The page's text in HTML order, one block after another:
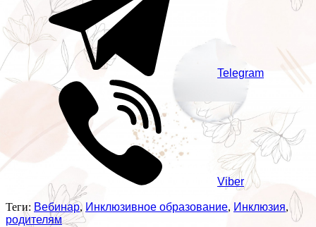
Telegram
Viber
Теги: Вебинар, Инклюзивное образование, Инклюзия,
родителям